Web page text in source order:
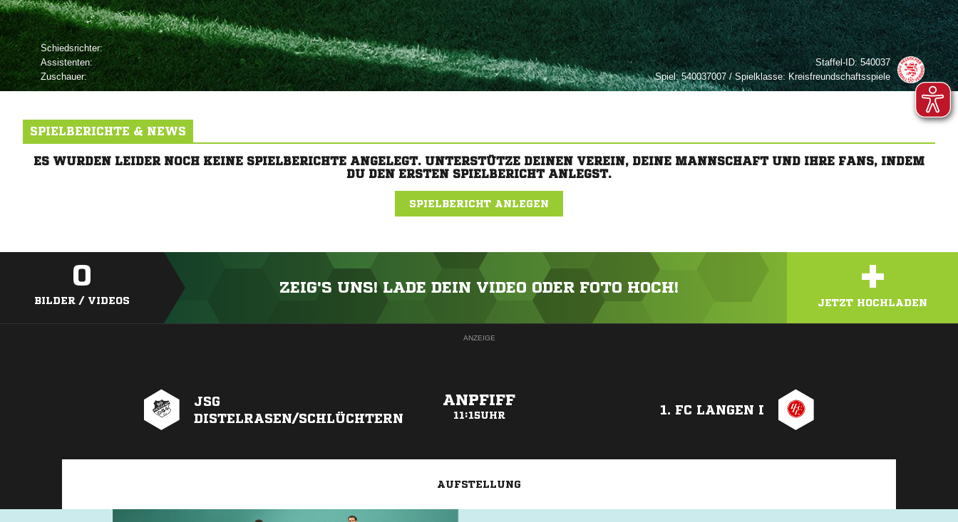
Schiedsrichter:
Assistenten:
Zuschauer:
Staffel-ID:540037
Spiel:540037007 / Spielklasse: Kreisfreundschaftsspiele
SPIELBERICHTE & NEWS
ES WURDEN LEIDER NOCH KEINE SPIELBERICHTE ANGELEGT. UNTERSTÜTZE DEINEN VEREIN, DEINE MANNSCHAFT UND IHRE FANS, INDEM
DU DEN ERSTEN SPIELBERICHT ANLEGST.
SPIELBERICHT ANLEGEN
0
BILDER / VIDEOS
ZEIG'S UNS! LADE DEIN VIDEO ODER FOTO HOCH! +
JETZT HOCHLADEN
ANZEIGE
JSG
DISTELRASEN/SCHLÜCHTERN
ANPFIFF
11:15UHR 1. FC LANGEN I
AUFSTELLUNG